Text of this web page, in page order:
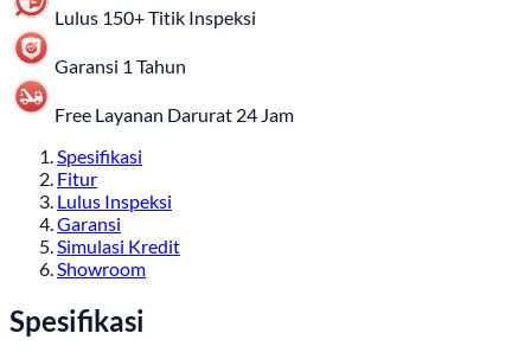
Lulus 150+ Titik Inspeksi
Garansi 1 Tahun
Free Layanan Darurat 24 Jam
Spesifikasi
Fitur
Lulus Inspeksi
Garansi
Simulasi Kredit
Showroom
Spesifikasi